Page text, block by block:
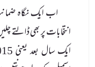
اب ایک نگاہ
انتخابات پر بھی ڈالتے